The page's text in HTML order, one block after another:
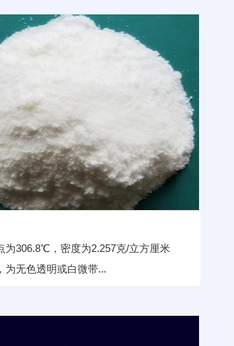
为306.8℃，密度为2.257克/立方厘米
为无色透明或白微带...